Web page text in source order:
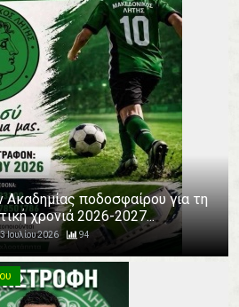
ποδοσφαίρου για τη
χρονιά 2026-2027...
Ιουλίου 2026 94